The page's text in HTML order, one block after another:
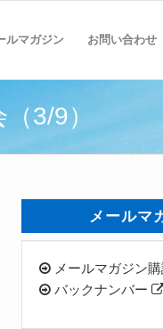
ルマガジン お問い合わせ
3/9）
メールマ
メールマガジン
バックナンバー